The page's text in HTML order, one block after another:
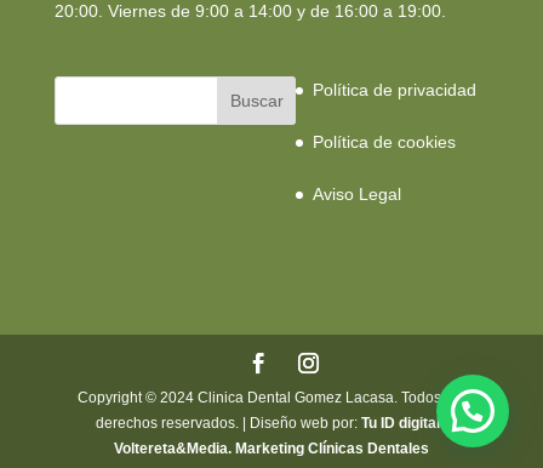
20:00. Viernes de 9:00 a 14:00 y de 16:00 a 19:00.
Política de privacidad
Política de cookies
Aviso Legal
Copyright © 2024 Clinica Dental Gomez Lacasa. Todos los
derechos reservados. | Diseño web por: Tu ID digital|
Voltereta&Media. Marketing Clínicas Dentales